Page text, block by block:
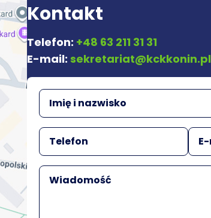
Kontakt
Telefon: +48 63 211 31 31
E-mail: sekretariat@kckkonin.pl